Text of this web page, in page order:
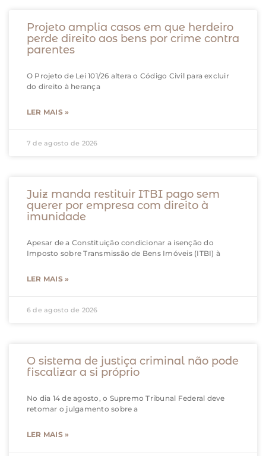
Projeto amplia casos em que herdeiro
perde direito aos bens por crime contra
parentes
O Projeto de Lei 101/26 altera o Código Civil para excluir
do direito à herança
LER MAIS »
7 de agosto de 2026
Juiz manda restituir ITBI pago sem
querer por empresa com direito à
imunidade
Apesar de a Constituição condicionar a isenção do
Imposto sobre Transmissão de Bens Imóveis (ITBI) à
LER MAIS »
6 de agosto de 2026
O sistema de justiça criminal não pode
fiscalizar a si próprio
No dia 14 de agosto, o Supremo Tribunal Federal deve
retomar o julgamento sobre a
LER MAIS »